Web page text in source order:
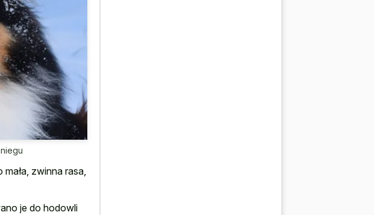
zwinna rasa,
je do hodowli